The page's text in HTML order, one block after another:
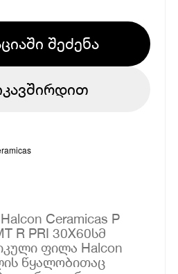
შეძენა
Ceramicas P
R PRI 30X60სმ
ფილა Halcon
წყალობითაც